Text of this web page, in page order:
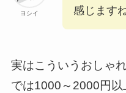
ヨシイ
感じます
実はこういうおしゃ
では1000～2000円以